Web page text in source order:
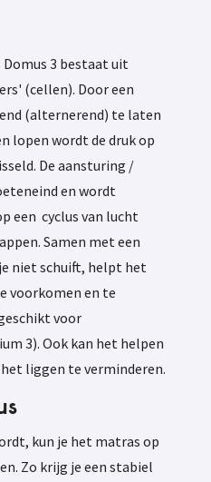
3 bestaat uit
(cellen). Door een
(alternerend) te laten
lopen wordt de druk op
De aansturing /
en wordt
een cyclus van lucht
Samen met een
niet schuift, helpt het
voorkomen en te
voor
3). Ook kan het helpen
liggen te verminderen.
kun je het matras op
Zo krijg je een stabiel